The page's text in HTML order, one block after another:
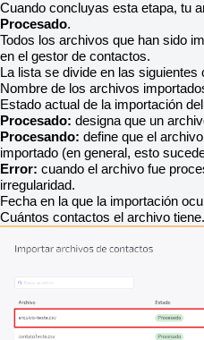
Cuando concluyas esta etapa, tu
Procesado.
Todos los archivos que han sido
en el gestor de contactos.
La lista se divide en las siguientes
Nombre de los archivos
Estado actual de la importación
Procesado: designa que un
Procesando: define que el
importado (en general, esto
Error: cuando el archivo fue
irregularidad.
Fecha en la que la importación
Cuántos contactos el archivo tiene.